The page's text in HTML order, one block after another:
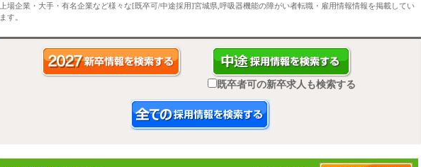
上場企業・大手・有名企業など様々な[既卒可/中途採用]宮城県,呼吸器機能の障がい者転職・雇用情報情報を掲載してい
ます。
既卒者可の新卒求人も検索する